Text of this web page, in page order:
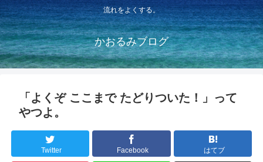
流れをよくする。
かおるみブログ
「よくぞ ここまで たどりついた！」って
やつよ。
Twitter Facebook はてブ